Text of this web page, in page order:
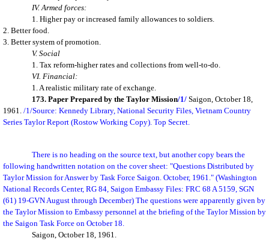
IV. Armed forces:
1. Higher pay or increased family allowances to soldiers.
2. Better food.
3. Better system of promotion.
V. Social
1. Tax reform-higher rates and collections from well-to-do.
VI. Financial:
1. A realistic military rate of exchange.
173. Paper Prepared by the Taylor Mission/1/ Saigon, October 18,
1961. /1/Source: Kennedy Library, National Security Files, Vietnam Country
Series Taylor Report (Rostow Working Copy). Top Secret.
There is no heading on the source text, but another copy bears the
following handwritten notation on the cover sheet: "Questions Distributed by
Taylor Mission for Answer by Task Force Saigon. October, 1961." (Washington
National Records Center, RG 84, Saigon Embassy Files: FRC 68 A 5159, SGN
(61) 19-GVN August through December) The questions were apparently given by
the Taylor Mission to Embassy personnel at the briefing of the Taylor Mission by
the Saigon Task Force on October 18.
Saigon, October 18, 1961.